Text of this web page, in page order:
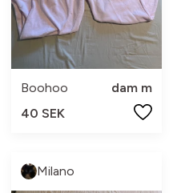
Boohoo
dam m
40 SEK
Milano